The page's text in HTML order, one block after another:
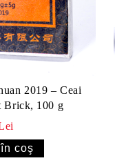
2019 – Ceai
Brick, 100 g